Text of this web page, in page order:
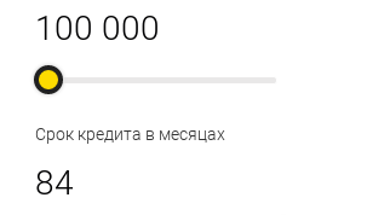
Срок кредита в месяцах